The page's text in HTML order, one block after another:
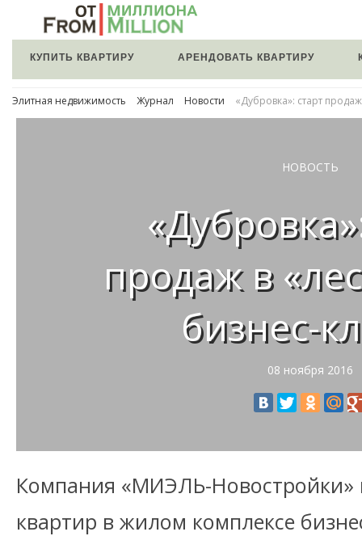
КУПИТЬ КВАРТИРУ АРЕНДОВАТЬ КВАРТИРУ
Элитная недвижимость Журнал Новости «Дубровка»: старт
НОВОСТЬ
продаж в
бизнес-
08 ноября 2016
Компания «МИЭЛЬ-Новостройки»
квартир в жилом комплексе